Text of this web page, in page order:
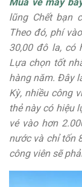
Mua vé máy
lũng Chết bạn
Theo đó, phí
30,00 đô la, có
Lựa chọn tốt
hàng năm. Đây
Kỳ, nhiều công
thẻ này có hiệu
vé vào hơn
nước và chỉ tốn
công viên sẽ